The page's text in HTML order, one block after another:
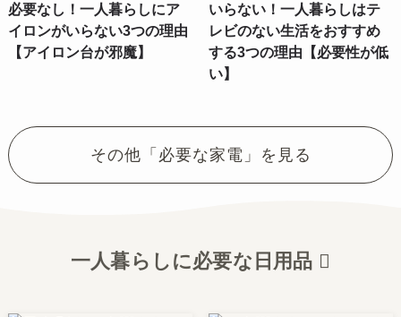
必要なし！一人暮らしにア
イロンがいらない3つの理由
【アイロン台が邪魔】
いらない！一人暮らしはテ
レビのない生活をおすすめ
する3つの理由【必要性が低
い】
その他「必要な家電」を見る
一人暮らしに必要な日用品